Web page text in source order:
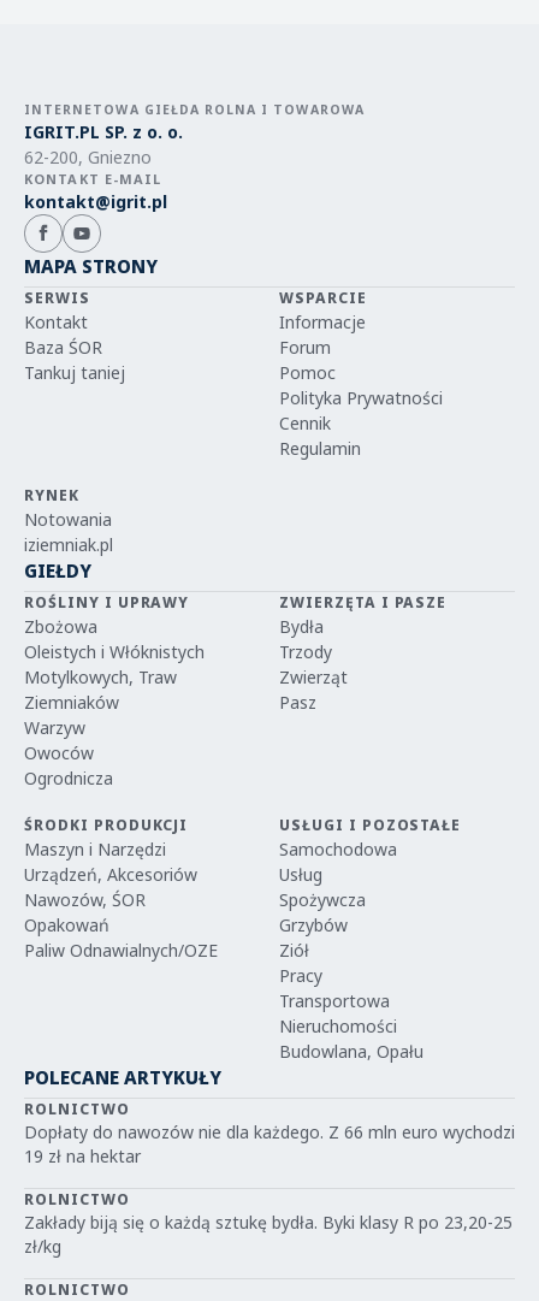
INTERNETOWA GIEŁDA ROLNA I TOWAROWA
IGRIT.PL SP. z o. o.
62-200, Gniezno
KONTAKT E-MAIL
kontakt@igrit.pl
MAPA STRONY
SERWIS
Kontakt
Baza ŚOR
Tankuj taniej
WSPARCIE
Informacje
Forum
Pomoc
Polityka Prywatności
Cennik
Regulamin
RYNEK
Notowania
iziemniak.pl
GIEŁDY
ROŚLINY I UPRAWY
Zbożowa
Oleistych i Włóknistych
Motylkowych, Traw
Ziemniaków
Warzyw
Owoców
Ogrodnicza
ZWIERZĘTA I PASZE
Bydła
Trzody
Zwierząt
Pasz
ŚRODKI PRODUKCJI
Maszyn i Narzędzi
Urządzeń, Akcesoriów
Nawozów, ŚOR
Opakowań
Paliw Odnawialnych/OZE
USŁUGI I POZOSTAŁE
Samochodowa
Usług
Spożywcza
Grzybów
Ziół
Pracy
Transportowa
Nieruchomości
Budowlana, Opału
POLECANE ARTYKUŁY
ROLNICTWO
Dopłaty do nawozów nie dla każdego. Z 66 mln euro wychodzi
19 zł na hektar
ROLNICTWO
Zakłady biją się o każdą sztukę bydła. Byki klasy R po 23,20-25
zł/kg
ROLNICTWO